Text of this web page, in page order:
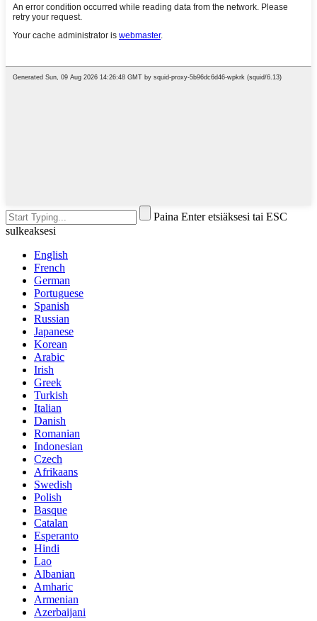
Paina Enter etsiäksesi tai ESC
sulkeaksesi
English
French
German
Portuguese
Spanish
Russian
Japanese
Korean
Arabic
Irish
Greek
Turkish
Italian
Danish
Romanian
Indonesian
Czech
Afrikaans
Swedish
Polish
Basque
Catalan
Esperanto
Hindi
Lao
Albanian
Amharic
Armenian
Azerbaijani